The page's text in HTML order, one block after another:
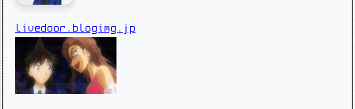
livedoor.blogimg.jp